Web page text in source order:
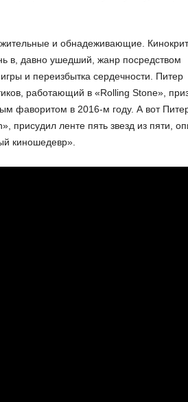
и обнадеживающие.
в, давно ушедший, жанр посредством
и переизбытка сердечности. Питер
работающий в «Rolling Stone»,
фаворитом в 2016-м году. А вот
присудил ленте пять звезд из пяти,
киношедевр».